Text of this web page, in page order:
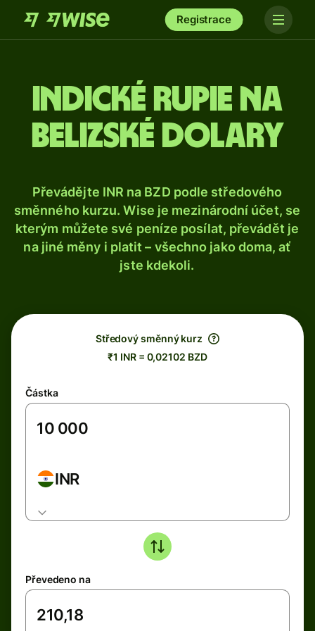
Registrace
Indické rupie na
belizské dolary
Převádějte INR na BZD podle středového
směnného kurzu. Wise je mezinárodní účet, se
kterým můžete své peníze posílat, převádět je
na jiné měny i platit – všechno jako doma, ať
jste kdekoli.
Středový směnný kurz
₹1 INR = 0,02102 BZD
Částka
INR
Převedeno na